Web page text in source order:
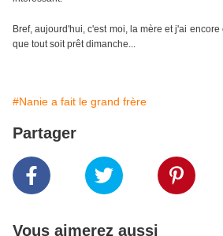
Bref, aujourd'hui, c'est moi, la mère et j'ai
que tout soit prêt dimanche...
#Nanie a fait le grand frère
Partager
Vous aimerez aussi